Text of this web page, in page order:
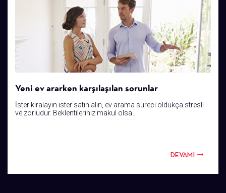
Yeni ev ararken karşılaşılan sorunlar
İster kiralayın ister satın alın, ev arama süreci oldukça stresli
ve zorludur. Beklentileriniz makul olsa...
DEVAMI